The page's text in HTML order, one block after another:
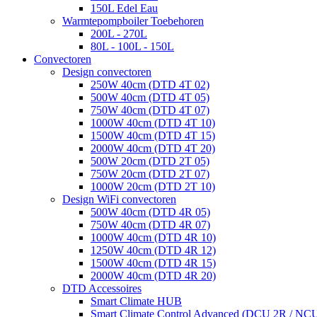
150L Edel Eau
Warmtepompboiler Toebehoren
200L - 270L
80L - 100L - 150L
Convectoren
Design convectoren
250W 40cm (DTD 4T 02)
500W 40cm (DTD 4T 05)
750W 40cm (DTD 4T 07)
1000W 40cm (DTD 4T 10)
1500W 40cm (DTD 4T 15)
2000W 40cm (DTD 4T 20)
500W 20cm (DTD 2T 05)
750W 20cm (DTD 2T 07)
1000W 20cm (DTD 2T 10)
Design WiFi convectoren
500W 40cm (DTD 4R 05)
750W 40cm (DTD 4R 07)
1000W 40cm (DTD 4R 10)
1250W 40cm (DTD 4R 12)
1500W 40cm (DTD 4R 15)
2000W 40cm (DTD 4R 20)
DTD Accessoires
Smart Climate HUB
Smart Climate Control Advanced (DCU 2R /